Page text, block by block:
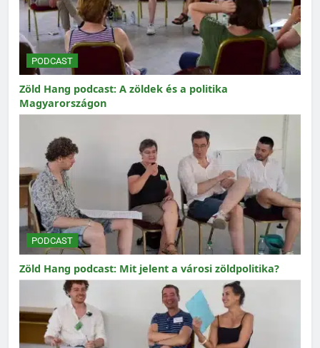
PODCAST
Zöld Hang podcast: A zöldek és a politika
Magyarországon
PODCAST
Zöld Hang podcast: Mit jelent a városi zöldpolitika?